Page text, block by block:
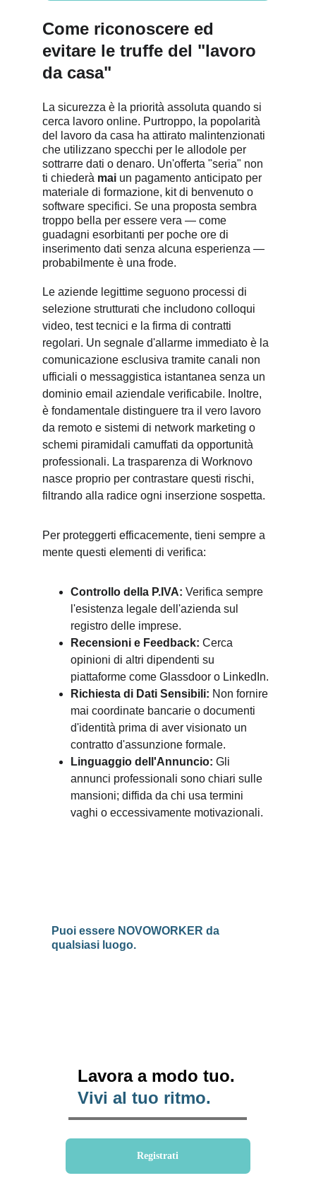
Come riconoscere ed
evitare le truffe del "lavoro
da casa"
La sicurezza è la priorità assoluta quando si
cerca lavoro online. Purtroppo, la popolarità
del lavoro da casa ha attirato malintenzionati
che utilizzano specchi per le allodole per
sottrarre dati o denaro. Un'offerta "seria" non
ti chiederà mai un pagamento anticipato per
materiale di formazione, kit di benvenuto o
software specifici. Se una proposta sembra
troppo bella per essere vera — come
guadagni esorbitanti per poche ore di
inserimento dati senza alcuna esperienza —
probabilmente è una frode.
Le aziende legittime seguono processi di
selezione strutturati che includono colloqui
video, test tecnici e la firma di contratti
regolari. Un segnale d'allarme immediato è la
comunicazione esclusiva tramite canali non
ufficiali o messaggistica istantanea senza un
dominio email aziendale verificabile. Inoltre,
è fondamentale distinguere tra il vero lavoro
da remoto e sistemi di network marketing o
schemi piramidali camuffati da opportunità
professionali. La trasparenza di Worknovo
nasce proprio per contrastare questi rischi,
filtrando alla radice ogni inserzione sospetta.
Per proteggerti efficacemente, tieni sempre a
mente questi elementi di verifica:
Controllo della P.IVA: Verifica sempre
l'esistenza legale dell'azienda sul
registro delle imprese.
Recensioni e Feedback: Cerca
opinioni di altri dipendenti su
piattaforme come Glassdoor o LinkedIn.
Richiesta di Dati Sensibili: Non fornire
mai coordinate bancarie o documenti
d'identità prima di aver visionato un
contratto d'assunzione formale.
Linguaggio dell'Annuncio: Gli
annunci professionali sono chiari sulle
mansioni; diffida da chi usa termini
vaghi o eccessivamente motivazionali.
Puoi essere NOVOWORKER da
qualsiasi luogo.
Lavora a modo tuo.
Vivi al tuo ritmo.
Registrati